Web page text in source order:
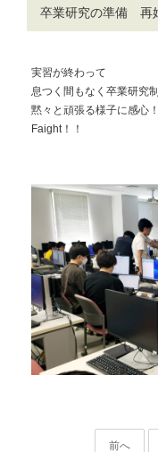
卒業研究の準備 再
実習が終わって
息つく間もなく卒業研究
黙々と頑張る様子に感心！
Faight！！
前へ